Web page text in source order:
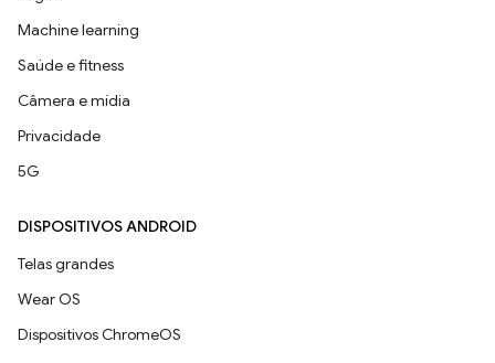
Machine learning
Saúde e fitness
Câmera e mídia
Privacidade
5G
DISPOSITIVOS ANDROID
Telas grandes
Wear OS
Dispositivos ChromeOS